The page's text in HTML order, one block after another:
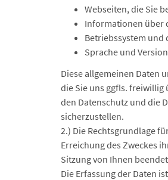
Webseiten, die Sie
Informationen über
Betriebssystem und
Sprache und
Diese allgemeinen Daten
die Sie uns ggfls.
den Datenschutz und die
sicherzustellen.
2.) Die Rechtsgrundlage
Erreichung des Zweckes
Sitzung von Ihnen
Die Erfassung der Daten